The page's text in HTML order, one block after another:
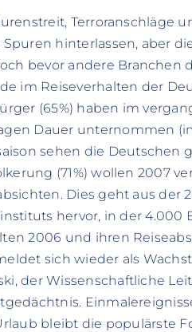
Terroranschläge
hinterlassen, aber
bevor andere Branchen
im Reiseverhalten der
(65%) haben im
Dauer unternommen
sehen die Deutschen
(71%) wollen 2007
Dies geht aus der
hervor, in der 4.000
2006 und ihren
sich wieder als
der Wissenschaftliche
bleibt die populärste